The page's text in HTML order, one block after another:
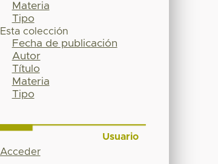
Materia
Tipo
Esta colección
Fecha de publicación
Autor
Título
Materia
Tipo
Usuario
Acceder